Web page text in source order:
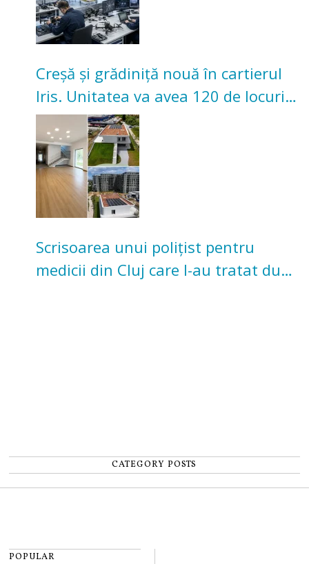
Creșă și grădiniță nouă în cartierul
Iris. Unitatea va avea 120 de locuri
pentru copii
Scrisoarea unui polițist pentru
medicii din Cluj care l-au tratat după
CATEGORY POSTS
POPULAR